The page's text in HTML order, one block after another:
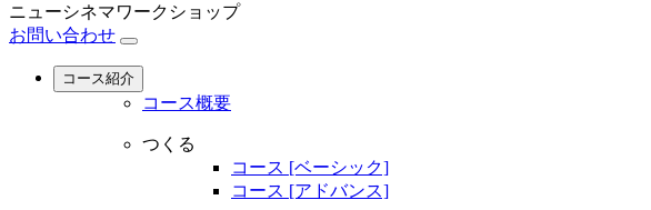
ニューシネマワークショップ
お問い合わせ
コース紹介
コース概要
つくる
コース [ベーシック]
コース [アドバンス]